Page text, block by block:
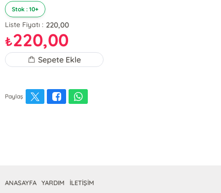
Stok : 10+
Liste Fiyatı : 220,00
₺220,00
Sepete Ekle
Paylaş
ANASAYFA YARDIM İLETİŞİM